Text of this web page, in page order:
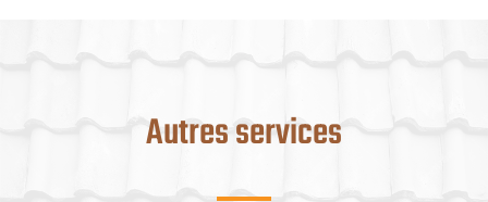
Autres services